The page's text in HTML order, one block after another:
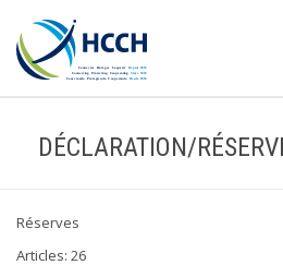
DÉCLARATION/
Réserves
Articles: 26